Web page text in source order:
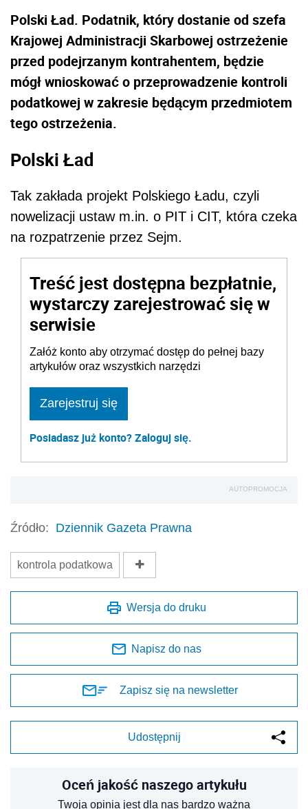
Polski Ład. Podatnik, który dostanie od szefa
Krajowej Administracji Skarbowej ostrzeżenie
przed podejrzanym kontrahentem, będzie
mógł wnioskować o przeprowadzenie kontroli
podatkowej w zakresie będącym przedmiotem
tego ostrzeżenia.
Polski Ład
Tak zakłada projekt Polskiego Ładu, czyli
nowelizacji ustaw m.in. o PIT i CIT, która czeka
na rozpatrzenie przez Sejm.
Treść jest dostępna bezpłatnie,
wystarczy zarejestrować się w
serwisie
Załóż konto aby otrzymać dostęp do pełnej bazy
artykułów oraz wszystkich narzędzi
Zarejestruj się
Posiadasz już konto? Zaloguj się.
AUTOPROMOCJA
Źródło: Dziennik Gazeta Prawna
kontrola podatkowa
Wersja do druku
Napisz do nas
Zapisz się na newsletter
Udostępnij
Oceń jakość naszego artykułu
Twoja opinia jest dla nas bardzo ważna